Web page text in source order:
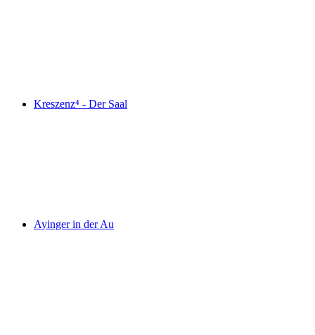
Kreszenz⁴ - Der Saal
Ayinger in der Au